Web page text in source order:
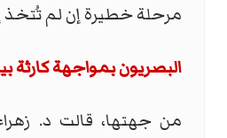
مرحلة خطيرة إن لم تُتخذ
البصريون بمواجهة كارثة
من جهتها، قالت د.